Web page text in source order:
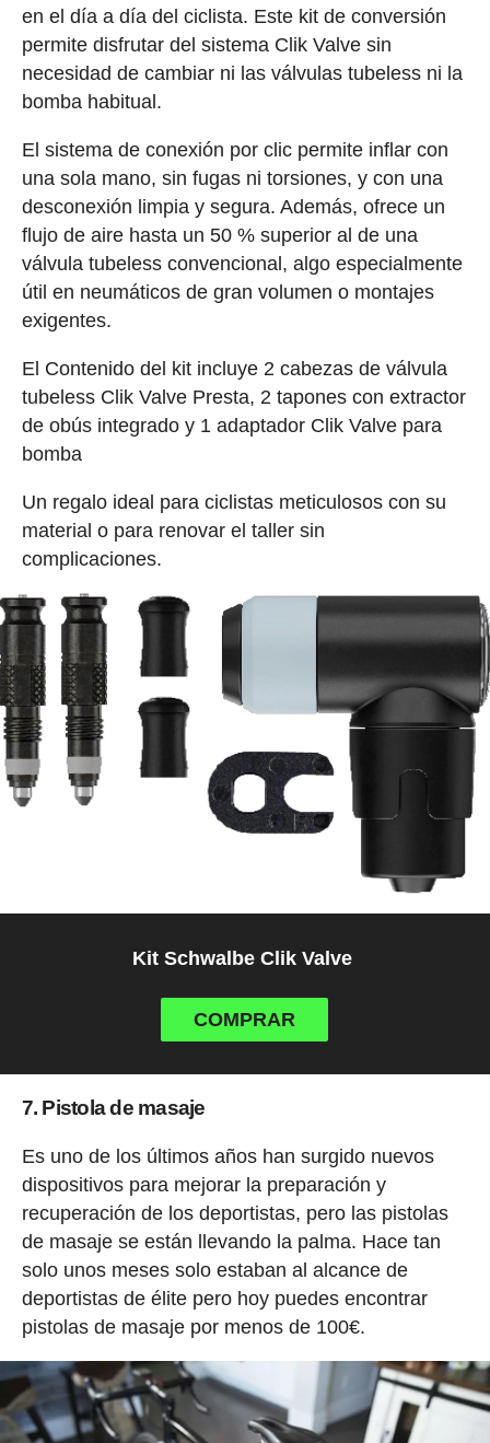
en el día a día del ciclista. Este kit de conversión
permite disfrutar del sistema Clik Valve sin
necesidad de cambiar ni las válvulas tubeless ni la
bomba habitual.
El sistema de conexión por clic permite inflar con
una sola mano, sin fugas ni torsiones, y con una
desconexión limpia y segura. Además, ofrece un
flujo de aire hasta un 50 % superior al de una
válvula tubeless convencional, algo especialmente
útil en neumáticos de gran volumen o montajes
exigentes.
El Contenido del kit incluye 2 cabezas de válvula
tubeless Clik Valve Presta, 2 tapones con extractor
de obús integrado y 1 adaptador Clik Valve para
bomba
Un regalo ideal para ciclistas meticulosos con su
material o para renovar el taller sin
complicaciones.
Kit Schwalbe Clik Valve
COMPRAR
7. Pistola de masaje
Es uno de los últimos años han surgido nuevos
dispositivos para mejorar la preparación y
recuperación de los deportistas, pero las pistolas
de masaje se están llevando la palma. Hace tan
solo unos meses solo estaban al alcance de
deportistas de élite pero hoy puedes encontrar
pistolas de masaje por menos de 100€.